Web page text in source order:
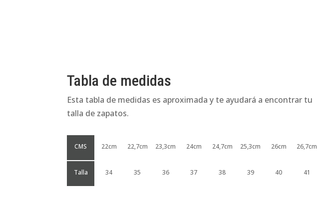
Tabla de medidas
Esta tabla de medidas es aproximada y te ayudará a encontrar tu
talla de zapatos.
CMS
Talla
22cm
34
22,7cm
35
23,3cm
36
24cm
37
24,7cm
38
25,3cm
39
26cm
40
26,7cm
41